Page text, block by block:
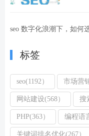
seo 数字化浪潮下，如何
标签
seo(1192） 市场营
网站建设(568） 搜
PHP(363） 编程语
关键词排名优化(267）